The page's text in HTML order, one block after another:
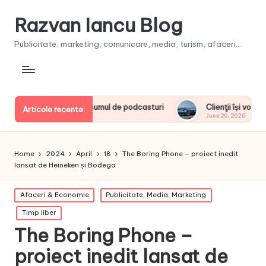
Razvan Iancu Blog
Publicitate, marketing, comunicare, media, turism, afaceri...
Articole recente:
la consumul de podcasturi Clienţii își vor putea configura
June 20, 2026
Home 2024 April 18
The Boring Phone – proiect inedit
lansat de Heineken și Bodega
Posted
in
Afaceri & Economie Publicitate, Media, Marketing
Timp liber
The Boring Phone –
proiect inedit lansat de